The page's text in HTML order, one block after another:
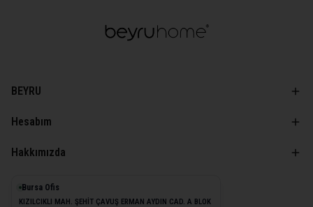
BEYRU
Hesabım
Hakkımızda
Bursa Ofis
KIZILCIKLI MAH. ŞEHİT ÇAVUŞ ERMAN AYDIN CAD. A BLOK